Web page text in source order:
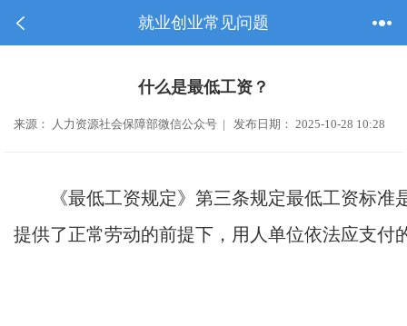
就业创业常见问题
什么是最低工资？
来源： 人力资源社会保障部微信公众号 | 发布日期： 2025-10-28 10:28
《最低工资规定》第三条规定最低工资标
提供了正常劳动的前提下，用人单位依法应支付